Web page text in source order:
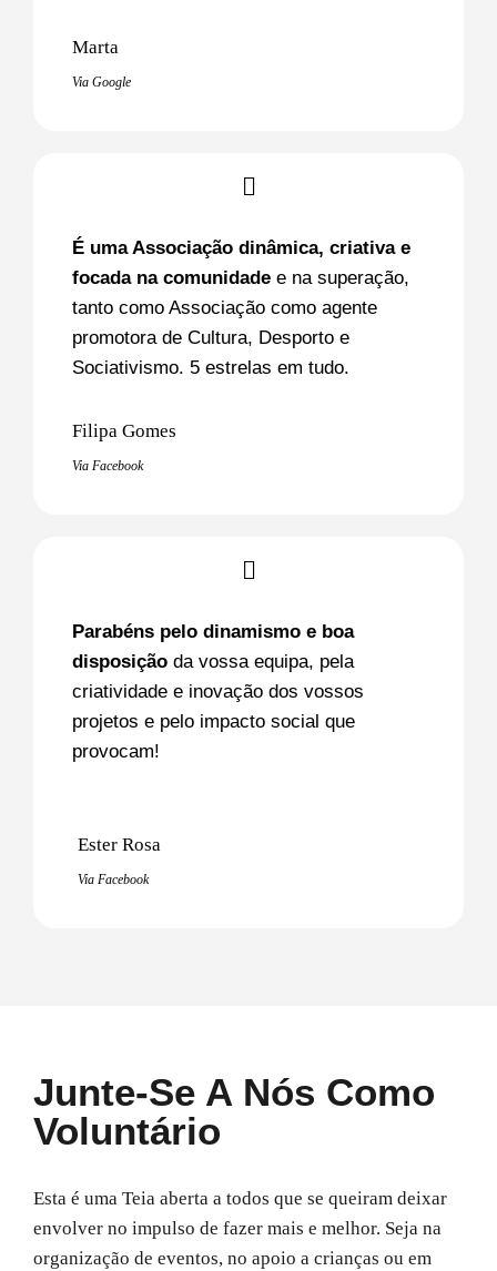
Marta
Via Google
É uma Associação dinâmica, criativa e
focada na comunidade e na superação,
tanto como Associação como agente
promotora de Cultura, Desporto e
Sociativismo. 5 estrelas em tudo.
Filipa Gomes
Via Facebook
Parabéns pelo dinamismo e boa
disposição da vossa equipa, pela
criatividade e inovação dos vossos
projetos e pelo impacto social que
provocam!
Ester Rosa
Via Facebook
Junte-Se A Nós Como
Voluntário
Esta é uma Teia aberta a todos que se queiram deixar
envolver no impulso de fazer mais e melhor. Seja na
organização de eventos, no apoio a crianças ou em